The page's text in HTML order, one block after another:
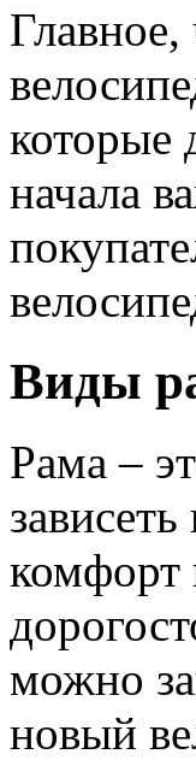
которые
начала
Виды
Рама –
комфорт
можно
новый